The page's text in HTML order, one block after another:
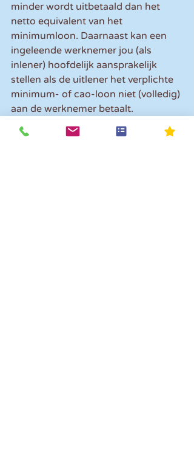
minder wordt uitbetaald dan het
netto equivalent van het
minimumloon. Daarnaast kan een
ingeleende werknemer jou (als
inlener) hoofdelijk aansprakelijk
stellen als de uitlener het verplichte
minimum- of cao-loon niet (volledig)
aan de werknemer betaalt.
Let op!
Dit betreft een